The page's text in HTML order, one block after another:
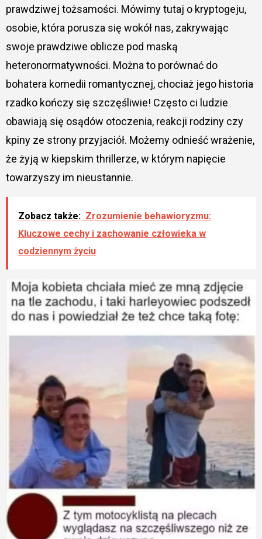
prawdziwej tożsamości. Mówimy tutaj o kryptogeju,
osobie, która porusza się wokół nas, zakrywając
swoje prawdziwe oblicze pod maską
heteronormatywności. Można to porównać do
bohatera komedii romantycznej, chociaż jego historia
rzadko kończy się szczęśliwie! Często ci ludzie
obawiają się osądów otoczenia, reakcji rodziny czy
kpiny ze strony przyjaciół. Możemy odnieść wrażenie,
że żyją w kiepskim thrillerze, w którym napięcie
towarzyszy im nieustannie.
Zobacz także: Zrozumienie behawioryzmu:
Kluczowe cechy i zachowanie człowieka w
codziennym życiu